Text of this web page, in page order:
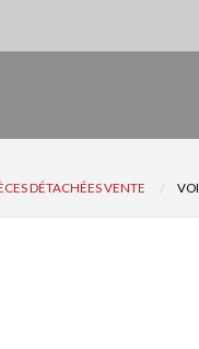
DÉTACHÉES VENTE